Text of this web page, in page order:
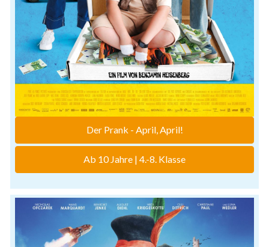
Der Prank - April, April!
Ab 10 Jahre | 4.-8. Klasse